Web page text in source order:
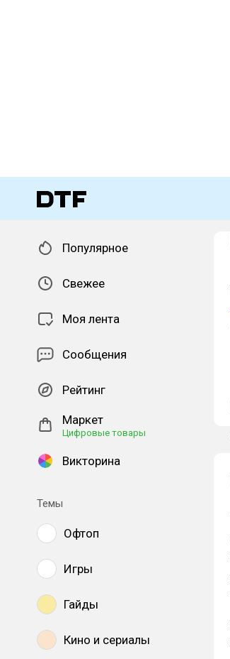
Популярное
Свежее
Моя лента
Сообщения
Рейтинг
Маркет
Цифровые товары
Викторина
Темы
Офтоп
Игры
Гайды
Кино и сериалы